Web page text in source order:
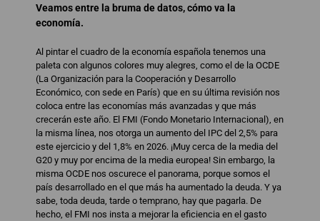
Veamos entre la bruma de datos, cómo va la
economía.
Al pintar el cuadro de la economía española tenemos una
paleta con algunos colores muy alegres, como el de la OCDE
(La Organización para la Cooperación y Desarrollo
Económico, con sede en París) que en su última revisión nos
coloca entre las economías más avanzadas y que más
crecerán este año. El FMI (Fondo Monetario Internacional), en
la misma línea, nos otorga un aumento del IPC del 2,5% para
este ejercicio y del 1,8% en 2026. ¡Muy cerca de la media del
G20 y muy por encima de la media europea! Sin embargo, la
misma OCDE nos oscurece el panorama, porque somos el
país desarrollado en el que más ha aumentado la deuda. Y ya
sabe, toda deuda, tarde o temprano, hay que pagarla. De
hecho, el FMI nos insta a mejorar la eficiencia en el gasto